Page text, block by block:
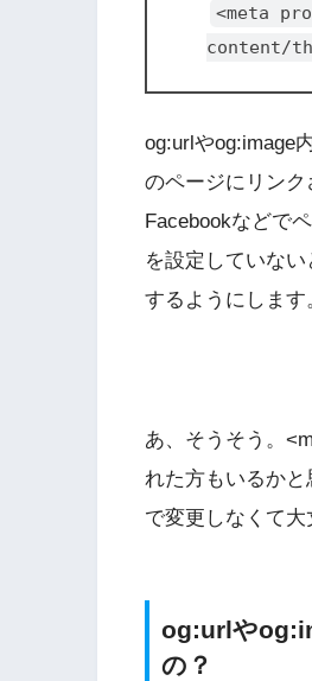
<meta
content/
og:urlやog:image
のページにリンク
Facebookなどで
を設定していな
するようにします
あ、そうそう。
れた方もいるか
で変更しなくて大
og:urlや
の？